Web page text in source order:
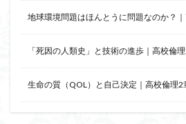
地球環境問題はほんとうに問題なのか？
「死因の人類史」と技術の進歩｜高校倫
生命の質（QOL）と自己決定｜高校倫理2